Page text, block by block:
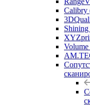
Calibry
Volume